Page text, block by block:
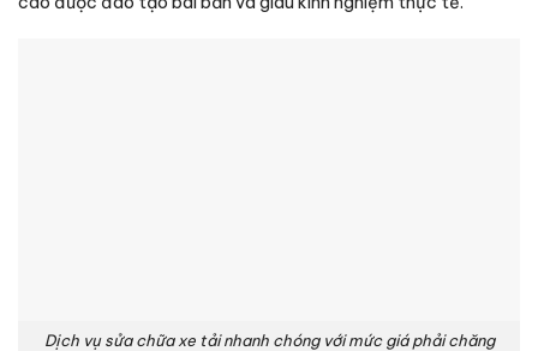
Dịch vụ sửa chữa xe tải nhanh chóng với mức giá phải chăng